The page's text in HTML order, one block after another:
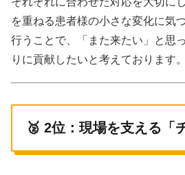
を重ねる患者様の小さな変化に気
行うことで、「また来たい」と思
りに貢献したいと考えております。
🥈 2位：現場を支える「